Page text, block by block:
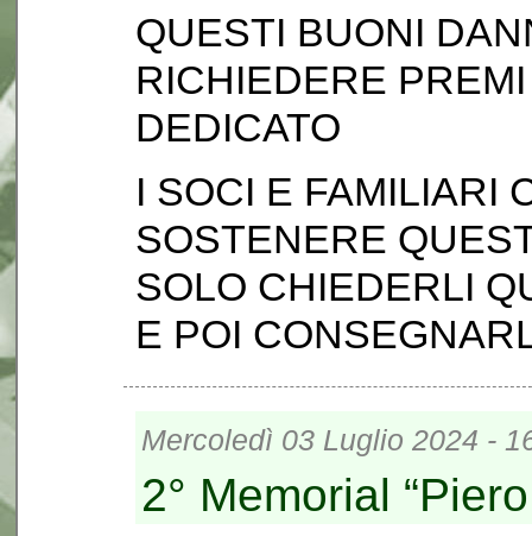
QUESTI BUONI
RICHIEDERE
DEDICATO
I SOCI E FAMILIARI
SOSTENERE
SOLO CHIEDERLI
E POI
Mercoledì 03 Luglio 2024 -
2° Memorial